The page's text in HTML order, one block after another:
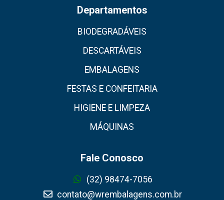
Departamentos
BIODEGRADÁVEIS
DESCARTÁVEIS
EMBALAGENS
FESTAS E CONFEITARIA
HIGIENE E LIMPEZA
MÁQUINAS
Fale Conosco
(32) 98474-7056
contato@wrembalagens.com.br